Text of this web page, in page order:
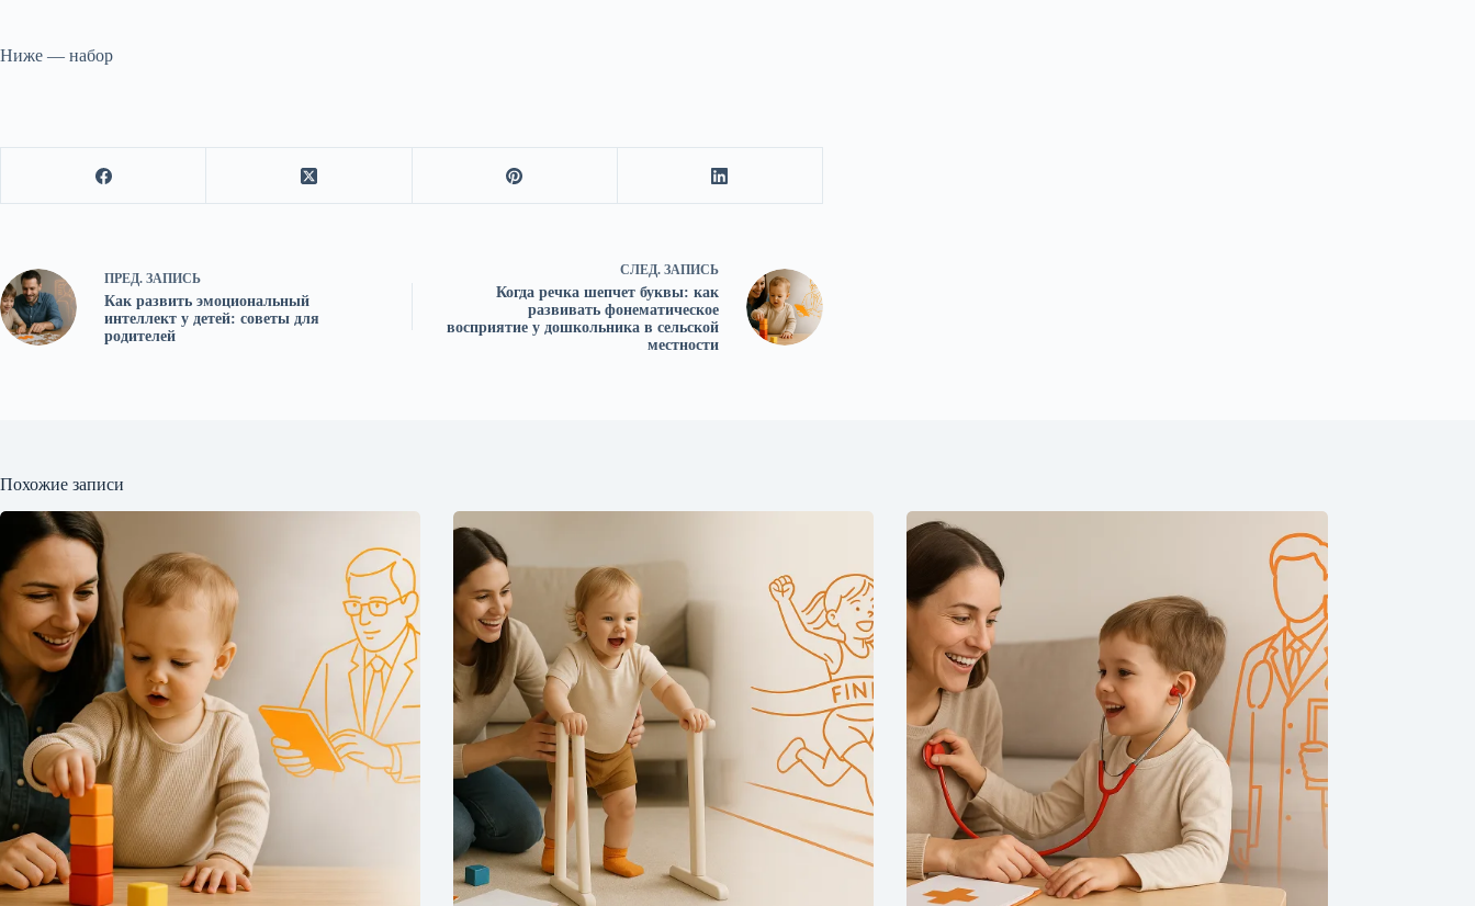
Ниже — набор
ПРЕД. ЗАПИСЬ
Как развить эмоциональный
интеллект у детей: советы для
родителей
СЛЕД. ЗАПИСЬ
Когда речка шепчет буквы: как
развивать фонематическое
восприятие у дошкольника в сельской
местности
Похожие записи